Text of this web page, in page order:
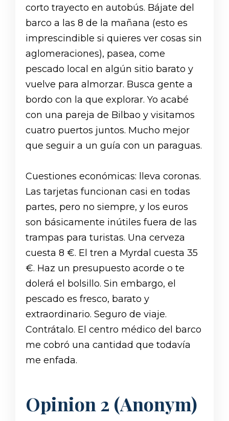
corto trayecto en autobús. Bájate del
barco a las 8 de la mañana (esto es
imprescindible si quieres ver cosas sin
aglomeraciones), pasea, come
pescado local en algún sitio barato y
vuelve para almorzar. Busca gente a
bordo con la que explorar. Yo acabé
con una pareja de Bilbao y visitamos
cuatro puertos juntos. Mucho mejor
que seguir a un guía con un paraguas.
Cuestiones económicas: lleva coronas.
Las tarjetas funcionan casi en todas
partes, pero no siempre, y los euros
son básicamente inútiles fuera de las
trampas para turistas. Una cerveza
cuesta 8 €. El tren a Myrdal cuesta 35
€. Haz un presupuesto acorde o te
dolerá el bolsillo. Sin embargo, el
pescado es fresco, barato y
extraordinario. Seguro de viaje.
Contrátalo. El centro médico del barco
me cobró una cantidad que todavía
me enfada.
Opinion 2 (Anonym)